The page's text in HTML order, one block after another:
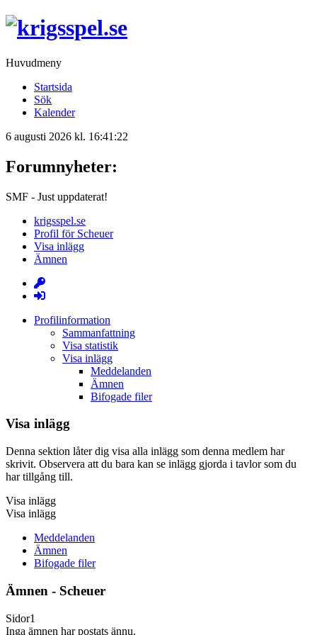
Huvudmeny
Startsida
Sök
Kalender
6 augusti 2026 kl. 16:41:22
Forumnyheter:
SMF - Just uppdaterat!
krigsspel.se
Profil för Scheuer
Visa inlägg
Ämnen
Profilinformation
Sammanfattning
Visa statistik
Visa inlägg
Meddelanden
Ämnen
Bifogade filer
Visa inlägg
Denna sektion låter dig visa alla inlägg som denna medlem har
skrivit. Observera att du bara kan se inlägg gjorda i tavlor som du
har tillgång till.
Visa inlägg
Visa inlägg
Meddelanden
Ämnen
Bifogade filer
Ämnen - Scheuer
Sidor1
Inga ämnen har postats ännu.